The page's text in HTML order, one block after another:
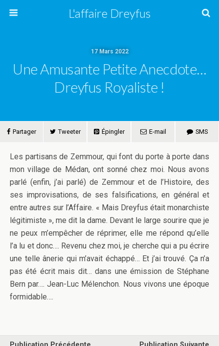
L'affaire Dreyfus
17 Mars 2022
Une Amusante Petite Anecdote…
Dreyfus Royaliste !
Partager Tweeter Épingler E-mail SMS
Les partisans de Zemmour, qui font du porte à porte dans
mon village de Médan, ont sonné chez moi. Nous avons
parlé (enfin, j’ai parlé) de Zemmour et de l’Histoire, des
ses improvisations, de ses falsifications, en général et
entre autres sur l’Affaire. « Mais Dreyfus était monarchiste
légitimiste », me dit la dame. Devant le large sourire que je
ne peux m’empêcher de réprimer, elle me répond qu’elle
l’a lu et donc…. Revenu chez moi, je cherche qui a pu écrire
une telle ânerie qui m’avait échappé… Et j’ai trouvé. Ça n’a
pas été écrit mais dit… dans une émission de Stéphane
Bern par…. Jean-Luc Mélenchon. Nous vivons une époque
formidable….